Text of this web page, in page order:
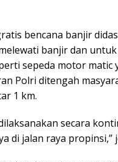
bencana banjir
banjir dan
sepeda motor
Polri ditengah
1 km.
secara
di jalan raya propinsi,”